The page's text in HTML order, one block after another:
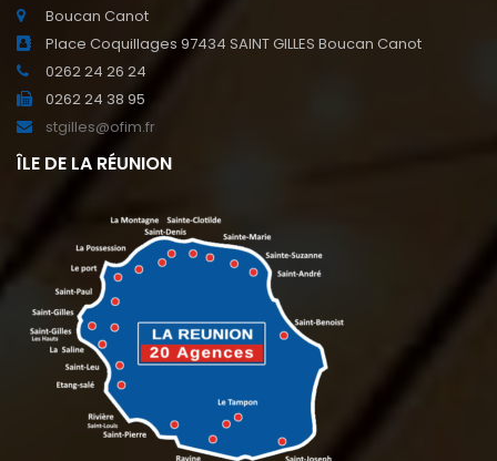
Boucan Canot
Place Coquillages 97434 SAINT GILLES Boucan Canot
0262 24 26 24
0262 24 38 95
stgilles@ofim.fr
ÎLE DE LA RÉUNION